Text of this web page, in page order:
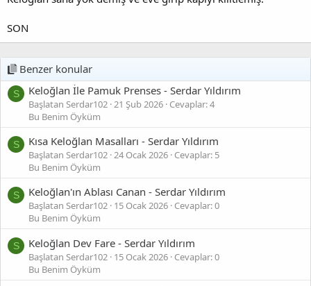
SON
Benzer konular
S Keloğlan İle Pamuk Prenses - Serdar Yıldırım
Başlatan Serdar102 21 Şub 2026 Cevaplar: 4
Bu Benim Öyküm
S Kısa Keloğlan Masalları - Serdar Yıldırım
Başlatan Serdar102 24 Ocak 2026 Cevaplar: 5
Bu Benim Öyküm
S Keloğlan'ın Ablası Canan - Serdar Yıldırım
Başlatan Serdar102 15 Ocak 2026 Cevaplar: 0
Bu Benim Öyküm
S Keloğlan Dev Fare - Serdar Yıldırım
Başlatan Serdar102 15 Ocak 2026 Cevaplar: 0
Bu Benim Öyküm